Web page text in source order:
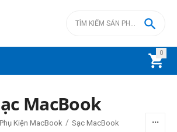
0


MacBook
Phụ Kiện MacBook / Sạc MacBook